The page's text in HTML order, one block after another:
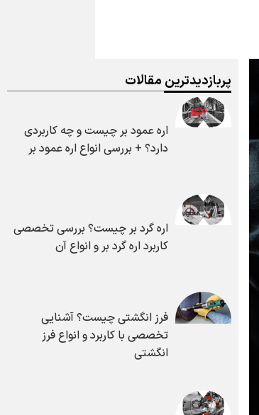
پربازدیدترین مقالات
اره عمود بر چیست و چه کاربردی
دارد؟ + بررسی انواع اره عمود بر
اره گرد بر چیست؟ بررسی تخصصی
کاربرد اره گرد بر و انواع آن
فرز انگشتی چیست؟ آشنایی
تخصصی با کاربرد و انواع فرز
انگشتی